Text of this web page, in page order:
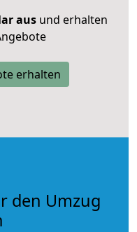
ausund erhalten
erhalten
den Umzug